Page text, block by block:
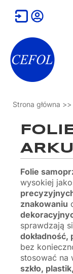
Strona główna >>
Folie
wysokiej
znakowaniu
sprawdzają
bez
stosować na
szkło,